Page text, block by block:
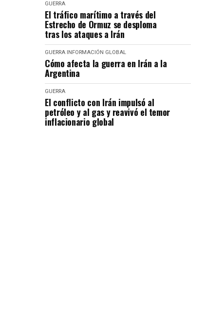
GUERRA
El tráfico marítimo a través del
Estrecho de Ormuz se desploma
tras los ataques a Irán
GUERRA INFORMACIÓN GLOBAL
Cómo afecta la guerra en Irán a la
Argentina
GUERRA
El conflicto con Irán impulsó al
petróleo y al gas y reavivó el temor
inflacionario global